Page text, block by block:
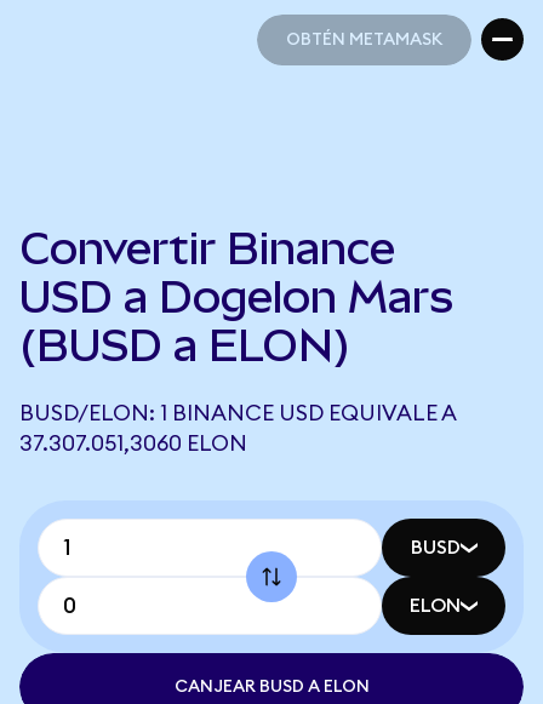
OBTÉN METAMASK
Convertir Binance
USD a Dogelon Mars
(BUSD a ELON)
BUSD/ELON: 1 BINANCE USD EQUIVALE A
37.307.051,3060 ELON
BUSD
ELON
CANJEAR BUSD A ELON